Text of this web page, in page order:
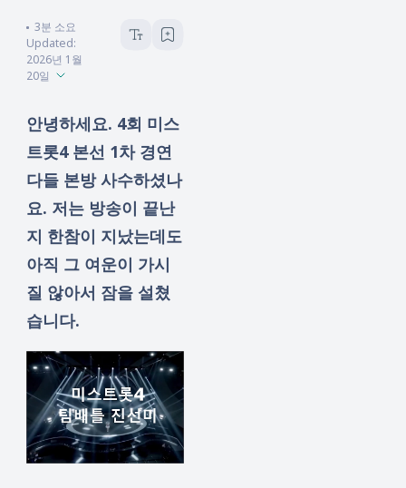
3분 소요
Updated:
2026년 1월
20일
안녕하세요. 4회 미스
트롯4 본선 1차 경연
다들 본방 사수하셨나
요. 저는 방송이 끝난
지 한참이 지났는데도
아직 그 여운이 가시
질 않아서 잠을 설쳤
습니다.